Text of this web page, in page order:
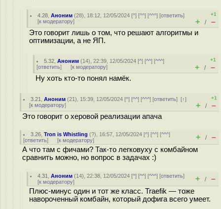
4.28 ,Аноним (28), 18:12, 12/05/2024 [^] [^^] [^^^] [ответить]
[к модератору]
+1
+ / –
Это говорит лишь о том, что решают алгоритмы и
оптимизации, а не ЯП.
5.32 ,Аноним (14), 22:39, 12/05/2024 [^] [^^] [^^^]
[ответить] [к модератору]
+1
+ / –
Ну хоть кто-то понял намёк.
3.21 ,Аноним (21), 15:39, 12/05/2024 [^] [^^] [^^^] [ответить][↑]
[к модератору]
+1
+ / –
Это говорит о херовой реализации апача
3.26 ,Tron is Whistling (?), 16:57, 12/05/2024 [^] [^^] [^^^]
[ответить] [к модератору] + / –
А что там с фичами? Так-то легковуху с комбайном
сравнить можно, но вопрос в задачах :)
4.31 ,Аноним (14), 22:38, 12/05/2024 [^] [^^] [^^^] [ответить]
[к модератору] + / –
Плюс-минус один и тот же класс. Traefik — тоже
навороченный комбайн, который дофига всего умеет.